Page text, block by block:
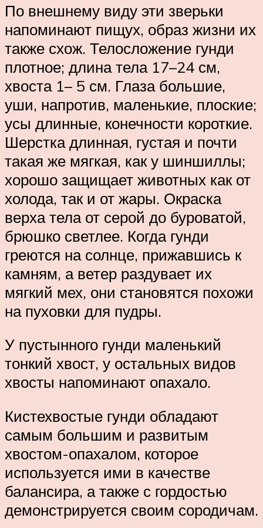
По внешнему виду эти зверьки
напоминают пищух, образ жизни их
также схож. Телосложение гунди
плотное; длина тела 17–24 см,
хвоста 1– 5 см. Глаза большие,
уши, напротив, маленькие, плоские;
усы длинные, конечности короткие.
Шерстка длинная, густая и почти
такая же мягкая, как у шиншиллы;
хорошо защищает животных как от
холода, так и от жары. Окраска
верха тела от серой до буроватой,
брюшко светлее. Когда гунди
греются на солнце, прижавшись к
камням, а ветер раздувает их
мягкий мех, они становятся похожи
на пуховки для пудры.
У пустынного гунди маленький
тонкий хвост, у остальных видов
хвосты напоминают опахало.
Кистехвостые гунди обладают
самым большим и развитым
хвостом-опахалом, которое
используется ими в качестве
балансира, а также с гордостью
демонстрируется своим сородичам.